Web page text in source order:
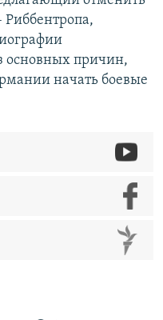
Риббентропа,
основных причин,
начать боевые